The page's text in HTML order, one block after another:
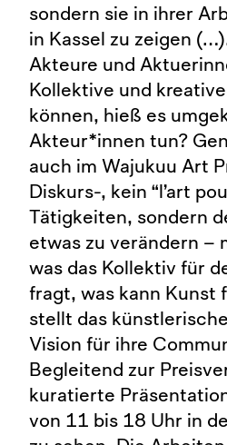
sondern sie in ihrer
in Kassel zu zeigen
Akteure und
Kollektive und
können, hieß es
Akteur*innen tun?
auch im Wajukuu Art
Diskurs-, kein “l’art
Tätigkeiten, sondern
etwas zu verändern –
was das Kollektiv für
fragt, was kann Kunst
stellt das
Vision für ihre
Begleitend zur
kuratierte
von 11 bis 18 Uhr in